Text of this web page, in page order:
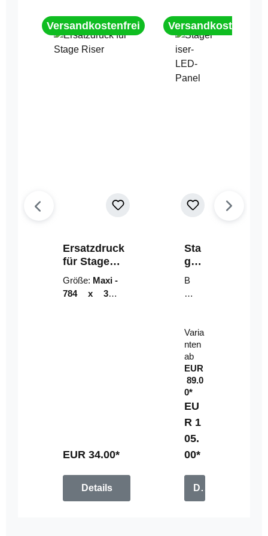
Versandkostenfrei
Ersatzdruck
für Stage
Riser
Größe: Maxi -
784 x 314
EUR 34.00*
Details
Versandkostenfrei
Sta
geri
ser-
LE
D-
el
B
un
mi
t
Fe
rn
be
di
en
u
n
g
Varia
nten
ab
EUR
89.0
0*
EU
R 1
05.
00*
Details